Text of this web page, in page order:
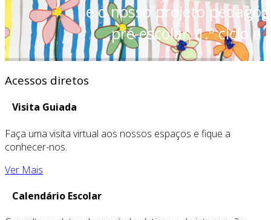
e o nosso projeto
pré-escolar, 1.º ciclo e
Acessos diretos
Visita Guiada
Faça uma visita virtual aos nossos espaços e fique a
conhecer-nos.
Ver Mais
Calendário Escolar